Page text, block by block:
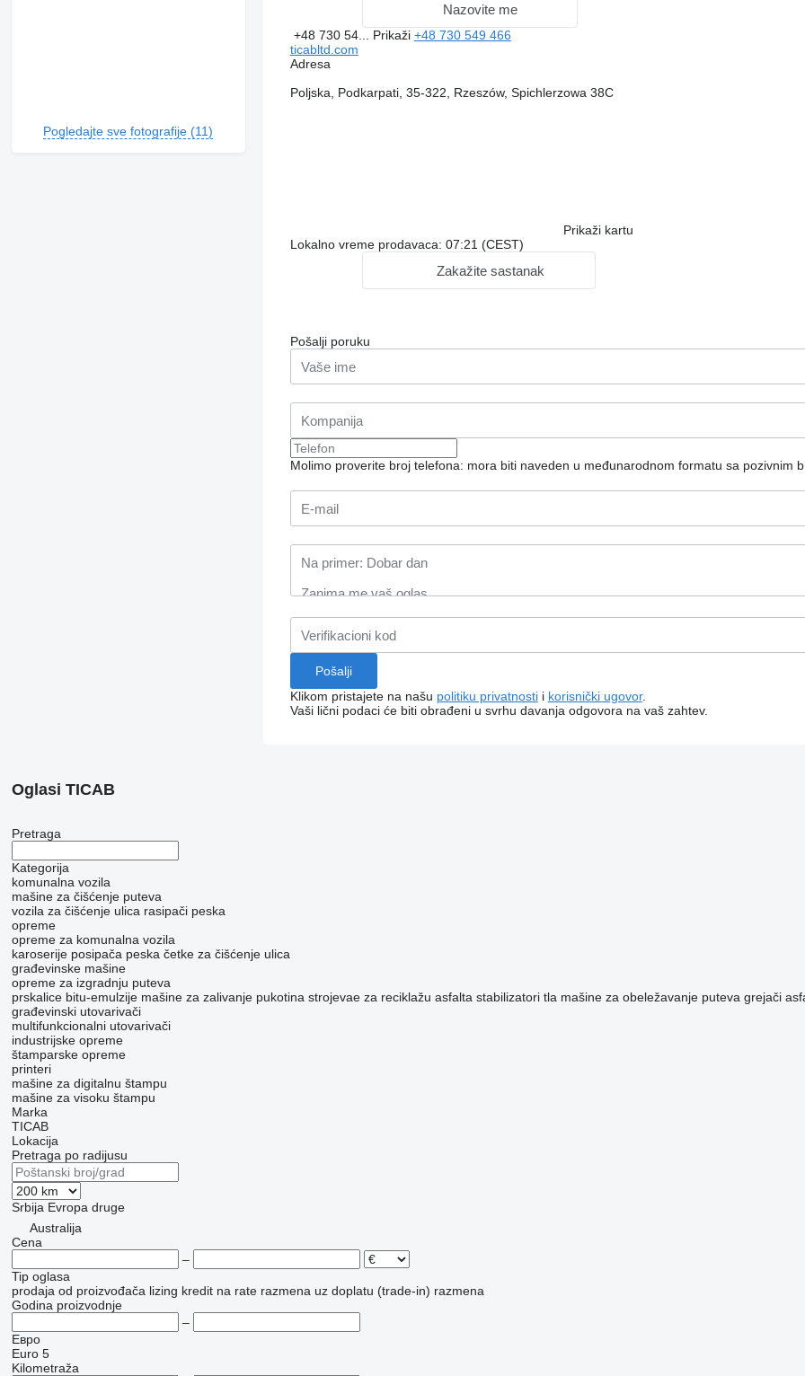
Pogledajte sve fotografije (11)
Nazovite me
+48 730 54... Prikaži +48 730 549 466
ticabltd.com
Adresa
Poljska, Podkarpati, 35-322, Rzeszów, Spichlerzowa 38C
Prikaži kartu
Lokalno vreme prodavaca: 07:21 (CEST)
Zakažite sastanak
Pošalji poruku
Molimo proverite broj telefona: mora biti naveden u međunarodnom formatu sa pozivnim
Klikom pristajete na našu politiku privatnostii korisnički ugovor.
Vaši lični podaci će biti obrađeni u svrhu davanja odgovora na vaš zahtev.
Oglasi TICAB
Pretraga
Kategorija
komunalna vozila
mašine za čišćenje puteva
vozila za čišćenje ulica rasipači peska
opreme
opreme za komunalna vozila
karoserije posipača peska četke za čišćenje ulica
građevinske mašine
opreme za izgradnju puteva
prskalice bitu-emulzije mašine za zalivanje pukotina strojevae za reciklažu asfalta stabilizatori tla mašine za obeležavanje puteva grejači
građevinski utovarivači
multifunkcionalni utovarivači
industrijske opreme
štamparske opreme
printeri
mašine za digitalnu štampu
mašine za visoku štampu
Marka
TICAB
Lokacija
Pretraga po radijusu
Srbija Evropa druge
Australija
Cena
–
Tip oglasa
prodaja od proizvođača lizing kredit na rate razmena uz doplatu (trade-in) razmena
Godina proizvodnje
–
Евро
Euro 5
Kilometraža